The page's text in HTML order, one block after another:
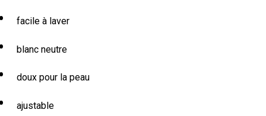
facile à laver
blanc neutre
doux pour la peau
ajustable